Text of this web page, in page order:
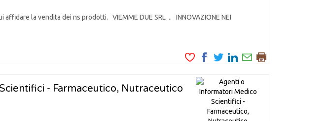
affidare la vendita dei ns prodotti. VIEMME DUE SRL .. INNOVAZIONE NEI
- Farmaceutico, Nutraceutico